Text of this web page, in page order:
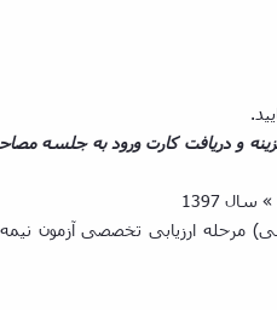
ثبت نام، پرداخت هزینه و دریافت کارت ورود